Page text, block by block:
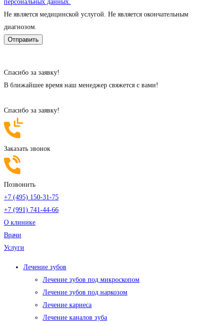
персональных данных.
Не является медицинской услугой. Не является окончательным
диагнозом.
Cпасибо за заявку!
В ближайшее время наш менеджер свяжется с вами!
Cпасибо за заявку!
Заказать звонок
Позвонить
+7 (495) 150-31-75
+7 (991) 741-44-66
О клинике
Врачи
Услуги
Лечение зубов
Лечение зубов под микроскопом
Лечение зубов под наркозом
Лечение кариеса
Лечение каналов зуба